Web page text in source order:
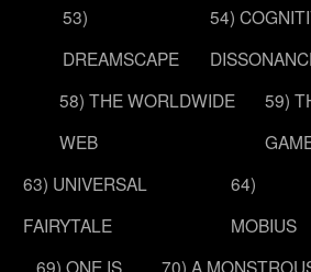
53)
DREAMSCAPE
54)
58) THE WORLDWIDE
WEB
59)
63) UNIVERSAL
FAIRYTALE
64)
MOBIUS
69) ONE IS
70) A